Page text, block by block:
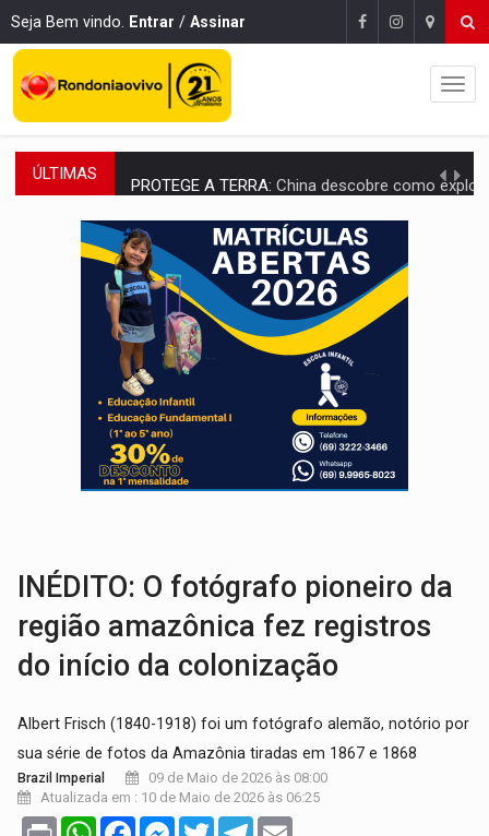
Seja Bem vindo. Entrar / Assinar
ÚLTIMAS China descobre como explodir asteroide com
VÍDEO:Motociclista morre após bater na traseira de
PARECE UM NUGGET: Essa receita com frango virou o meu
EMPREENDEDORISMO:7 negócios que podem começar com pouco dinheiro e
GIGANTE DA AMÉRICA: Brasil reúne dimensão continental e posição
INDEPENDÊNCIA: 10 dicas importantes para quem quer
VARCENA: Cientistas descobrem nova espécie de rã em florestas
BARGANHA: Vai comprar celular usado? Veja como consultar o
INÉDITO: O fotógrafo pioneiro da
região amazônica fez registros
do início da colonização
Albert Frisch (1840-1918) foi um fotógrafo alemão, notório por
sua série de fotos da Amazônia tiradas em 1867 e 1868
Brazil Imperial
09 de Maio de 2026 às 08:00
Atualizada em : 10 de Maio de 2026 às 06:25
Print WhatsAppFacebookMessenger
TwitterTelegram